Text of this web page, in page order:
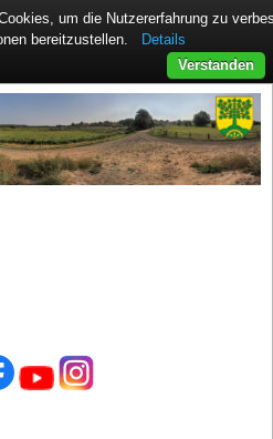
um die Nutzererfahrung zu
bereitzustellen.
Details
Verstanden